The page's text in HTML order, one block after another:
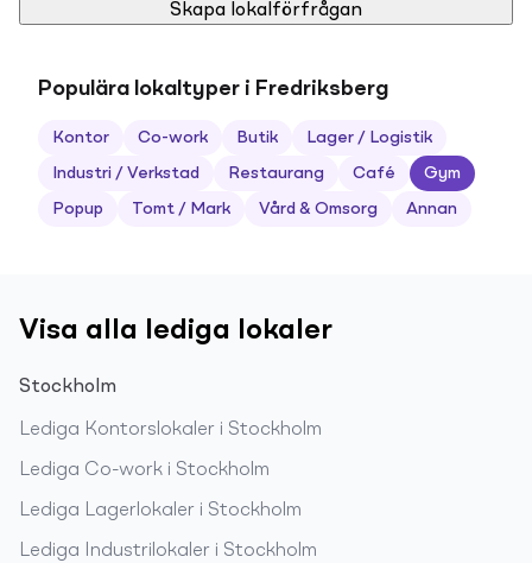
Skapa lokalförfrågan
Populära lokaltyper i Fredriksberg
Kontor Co-work Butik Lager / Logistik
Industri / Verkstad Restaurang Café Gym
Popup Tomt / Mark Vård & Omsorg Annan
Visa alla lediga lokaler
Stockholm
Lediga Kontorslokaler i Stockholm
Lediga Co-work i Stockholm
Lediga Lagerlokaler i Stockholm
Lediga Industrilokaler i Stockholm